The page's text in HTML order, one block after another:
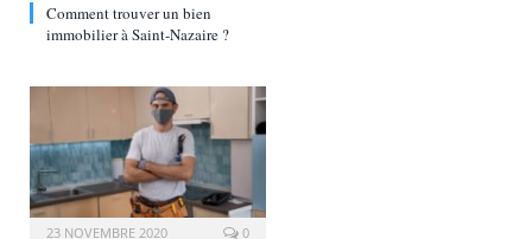
Comment trouver un bien
immobilier à Saint-Nazaire ?
23 NOVEMBRE 2020 0